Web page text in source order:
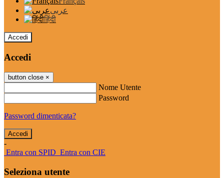
عربى
हिंदी
Accedi
Accedi
button close ×
Nome Utente
Password
Password dimenticata?
-
Entra con SPID Entra con CIE
Seleziona utente